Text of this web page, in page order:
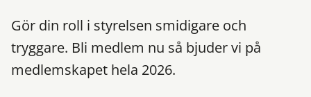
Gör din roll i styrelsen smidigare och
tryggare. Bli medlem nu så bjuder vi på
medlemskapet hela 2026.